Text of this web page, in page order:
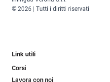
© 2026 | Tutti i diritti riservati
Link utili
Corsi
Lavora con noi